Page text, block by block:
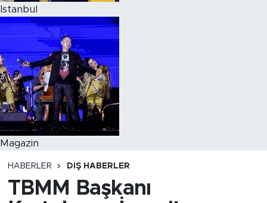
Istanbul
Magazin
HABERLER DIŞ HABERLER
TBMM Başkanı